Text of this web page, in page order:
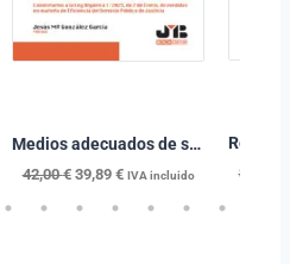
Medios adecuados de solución de controversias en vía no jurisdiccional
42,00€ 39,89 € IVA incluido 33,58